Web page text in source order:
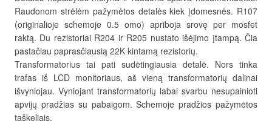
Raudonom strėlėm pažymėtos detalės kiek įdomesnės. R107
(originalioje schemoje 0.5 omo) apriboja srovę per mosfet
raktą. Du rezistoriai R204 ir R205 nustato išėjimo įtampą. Čia
pastačiau paprasčiausią 22K kintamą rezistorių.
Transformatorius tai pati sudėtingiausia detalė. Nors tinka
trafas iš LCD monitoriaus, aš vieną transformatorių dalinai
išvyniojau. Vyniojant transformatorių labai svarbu nesupainioti
apvijų pradžias su pabaigom. Schemoje pradžios pažymėtos
taškeliais.